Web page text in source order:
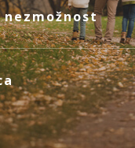
okoliščinam.
nezmožnost
nadomestilom za izpad
zase, če zaradi
izgubite zmožnost za
– da boste v primeru
prišli do specialista, bolj
po svetu in pridobili